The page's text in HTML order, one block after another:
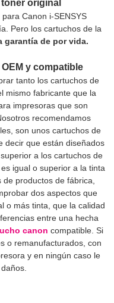
original
Canon i-SENSYS
Pero los cartuchos de la
garantía de por vida.
y compatible
tanto los cartuchos de
mismo fabricante que la
impresoras que son
recomendamos
son unos cartuchos de
decir que están diseñados
a los cartuchos de
igual o superior a la tinta
productos de fábrica,
dos aspectos que
o más tinta, que la calidad
entre una hecha
canon compatible. Si
o remanufacturados, con
y en ningún caso le